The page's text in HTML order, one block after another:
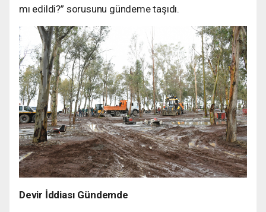
mı edildi?” sorusunu gündeme taşıdı.
Devir İddiası Gündemde